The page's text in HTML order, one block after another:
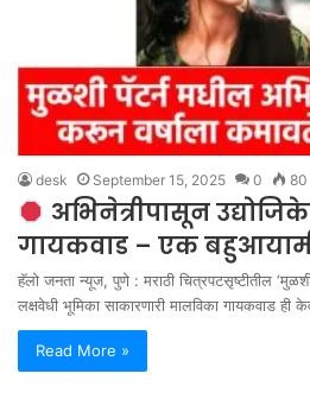
desk September 15, 2025 0 80
अभिनेत्रीपासून
गायकवाड – एक
हॅलो जनता न्यूज, पुणे : मराठी चित्रपटसृष्टीतील ‘मुळशी
लक्षवेधी भूमिका साकारणारी मालविका गायकवाड ही
Read More »